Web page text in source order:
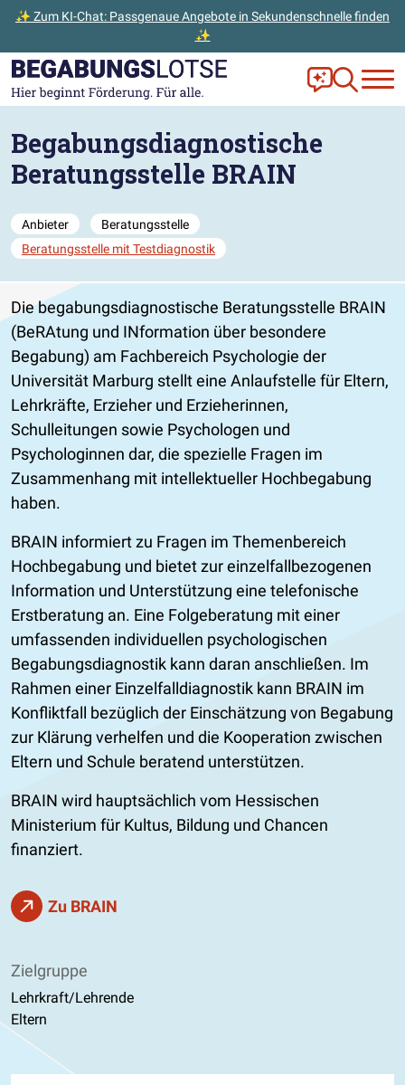
✨ Zum KI-Chat: Passgenaue Angebote in Sekundenschnelle finden
✨
Zum Hauptinhalt der Seite springen
Zur Startseite gehen Frag Ella!
Zur
Begabungsdiagnostische
Beratungsstelle BRAIN
Anbieter
Beratungsstelle
Beratungsstelle mit Testdiagnostik
Die begabungsdiagnostische Beratungsstelle BRAIN
(BeRAtung und INformation über besondere
Begabung) am Fachbereich Psychologie der
Universität Marburg stellt eine Anlaufstelle für Eltern,
Lehrkräfte, Erzieher und Erzieherinnen,
Schulleitungen sowie Psychologen und
Psychologinnen dar, die spezielle Fragen im
Zusammenhang mit intellektueller Hochbegabung
haben.
BRAIN informiert zu Fragen im Themenbereich
Hochbegabung und bietet zur einzelfallbezogenen
Information und Unterstützung eine telefonische
Erstberatung an. Eine Folgeberatung mit einer
umfassenden individuellen psychologischen
Begabungsdiagnostik kann daran anschließen. Im
Rahmen einer Einzelfalldiagnostik kann BRAIN im
Konfliktfall bezüglich der Einschätzung von Begabung
zur Klärung verhelfen und die Kooperation zwischen
Eltern und Schule beratend unterstützen.
BRAIN wird hauptsächlich vom Hessischen
Ministerium für Kultus, Bildung und Chancen
finanziert.
Zu BRAIN
Zielgruppe
Lehrkraft/Lehrende
Eltern